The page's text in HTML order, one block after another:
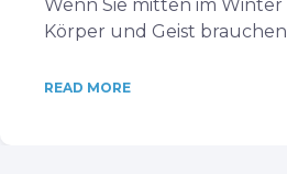
Wenn Sie mitten im
Körper und Geist
READ MORE